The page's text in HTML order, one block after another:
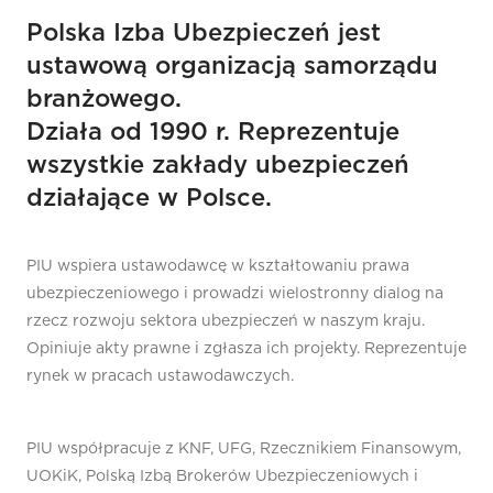
Polska Izba Ubezpieczeń jest
ustawową organizacją samorządu
branżowego.
Działa od 1990 r. Reprezentuje
wszystkie zakłady ubezpieczeń
działające w Polsce.
PIU wspiera ustawodawcę w kształtowaniu prawa
ubezpieczeniowego i prowadzi wielostronny dialog na
rzecz rozwoju sektora ubezpieczeń w naszym kraju.
Opiniuje akty prawne i zgłasza ich projekty. Reprezentuje
rynek w pracach ustawodawczych.
PIU współpracuje z KNF, UFG, Rzecznikiem Finansowym,
UOKiK, Polską Izbą Brokerów Ubezpieczeniowych i